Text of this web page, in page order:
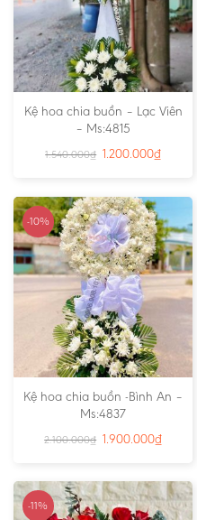
Kệ hoa chia buồn – Lạc Viên
– Ms:4815
1.540.000₫ 1.200.000₫
-10%
Kệ hoa chia buồn -Bình An –
Ms:4837
2.100.000₫ 1.900.000₫
-11%